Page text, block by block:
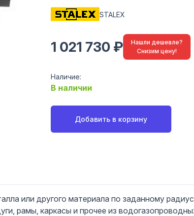
STALEX
1 021 730 ₽
Нашли дешевле?
Снизим цену!
Наличие:
В наличии
Добавить в корзину
или другого материала по заданному
рамы, каркасы и прочее из